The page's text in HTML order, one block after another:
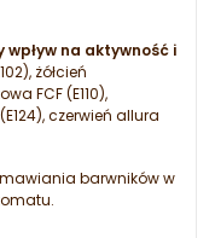
na aktywność i
żółcień
FCF (E110),
czerwień allura
barwników w